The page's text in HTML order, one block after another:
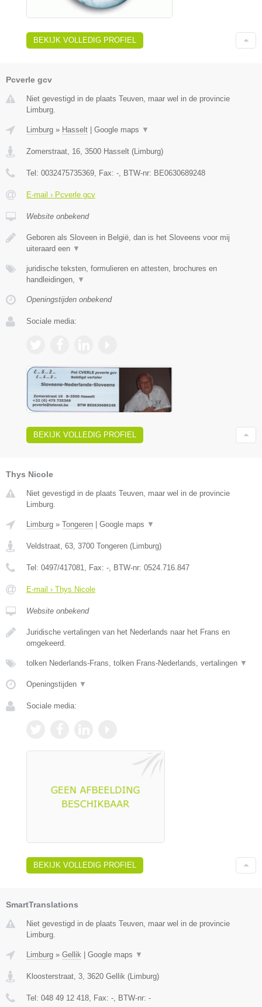
BEKIJK VOLLEDIG PROFIEL
Pcverle gcv
Niet gevestigd in de plaats Teuven, maar wel in de provincie
Limburg.
Limburg » Hasselt Google maps ▼
Zomerstraat, 16, 3500 Hasselt (Limburg)
Tel: 0032475735369, Fax: -, BTW-nr: BE0630689248
E-mail › Pcverle gcv
Website onbekend
Geboren als Sloveen in België, dan is het Sloveens voor mij
uiteraard een ▼
juridische teksten, formulieren en attesten, brochures en
handleidingen, ▼
Openingstijden onbekend
Sociale media:
BEKIJK VOLLEDIG PROFIEL
Thys Nicole
Niet gevestigd in de plaats Teuven, maar wel in de provincie
Limburg.
Limburg » Tongeren | Google maps ▼
Veldstraat, 63 3700 Tongeren (Limburg)
Tel: 0497/417081 , Fax: - , BTW-nr: 0524.716.847
E-mail › Thys Nicole
Website onbekend
Juridische vertalingen van het Nederlands naar het Frans en
omgekeerd.
tolken Nederlands-Frans, tolken Frans-Nederlands, vertalingen ▼
Openingstijden ▼
Sociale media:
BEKIJK VOLLEDIG PROFIEL
SmartTranslations
Niet gevestigd in de plaats Teuven, maar wel in de provincie
Limburg.
Limburg » Gellik Google maps ▼
Kloosterstraat, 3, 3620 Gellik (Limburg)
Tel: 048 49 12 418, Fax: -, BTW-nr: -